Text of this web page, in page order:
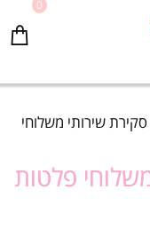
0
שירותי משלוחי
פלטות